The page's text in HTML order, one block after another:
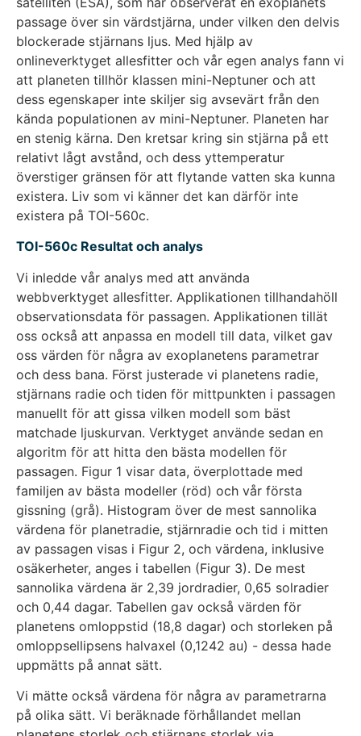
passage över sin värdstjärna, under vilken den delvis
blockerade stjärnans ljus. Med hjälp av
onlineverktyget allesfitter och vår egen analys fann vi
att planeten tillhör klassen mini-Neptuner och att
dess egenskaper inte skiljer sig avsevärt från den
kända populationen av mini-Neptuner. Planeten har
en stenig kärna. Den kretsar kring sin stjärna på ett
relativt lågt avstånd, och dess yttemperatur
överstiger gränsen för att flytande vatten ska kunna
existera. Liv som vi känner det kan därför inte
existera på TOI-560c.
TOI-560c Resultat och analys
Vi inledde vår analys med att använda
webbverktyget allesfitter. Applikationen tillhandahöll
observationsdata för passagen. Applikationen tillät
oss också att anpassa en modell till data, vilket gav
oss värden för några av exoplanetens parametrar
och dess bana. Först justerade vi planetens radie,
stjärnans radie och tiden för mittpunkten i passagen
manuellt för att gissa vilken modell som bäst
matchade ljuskurvan. Verktyget använde sedan en
algoritm för att hitta den bästa modellen för
passagen. Figur 1 visar data, överplottade med
familjen av bästa modeller (röd) och vår första
gissning (grå). Histogram över de mest sannolika
värdena för planetradie, stjärnradie och tid i mitten
av passagen visas i Figur 2, och värdena, inklusive
osäkerheter, anges i tabellen (Figur 3). De mest
sannolika värdena är 2,39 jordradier, 0,65 solradier
och 0,44 dagar. Tabellen gav också värden för
planetens omloppstid (18,8 dagar) och storleken på
omloppsellipsens halvaxel (0,1242 au) - dessa hade
uppmätts på annat sätt.
Vi mätte också värdena för några av parametrarna
på olika sätt. Vi beräknade förhållandet mellan